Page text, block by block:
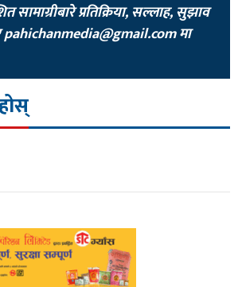
सामाग्रीबारे प्रतिक्रिया, सल्लाह, सुझाव
pahichanmedia@gmail.comमा